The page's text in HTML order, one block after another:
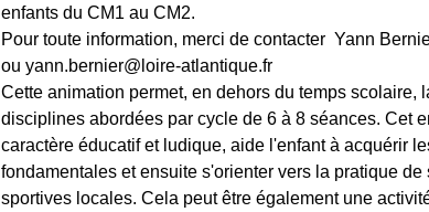
enfants du CM1 au CM2.
Pour toute information, merci de contacter Yann
ou yann.bernier@loire-atlantique.fr
Cette animation permet, en dehors du temps scolaire,
disciplines abordées par cycle de 6 à 8 séances. Cet
caractère éducatif et ludique, aide l'enfant à acquérir
fondamentales et ensuite s'orienter vers la pratique
sportives locales. Cela peut être également une